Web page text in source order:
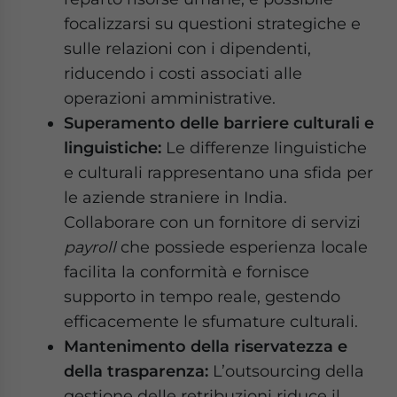
focalizzarsi su questioni strategiche e
sulle relazioni con i dipendenti,
riducendo i costi associati alle
operazioni amministrative.
Superamento delle barriere culturali e
linguistiche: Le differenze linguistiche
e culturali rappresentano una sfida per
le aziende straniere in India.
Collaborare con un fornitore di servizi
payrollche possiede esperienza locale
facilita la conformità e fornisce
supporto in tempo reale, gestendo
efficacemente le sfumature culturali.
Mantenimento della riservatezza e
della trasparenza: L’outsourcing della